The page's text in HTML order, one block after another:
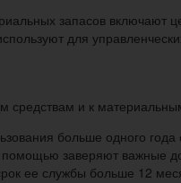
запасов включают
для
средствам и к
больше одного
заверяют важные
ее службы больше 12